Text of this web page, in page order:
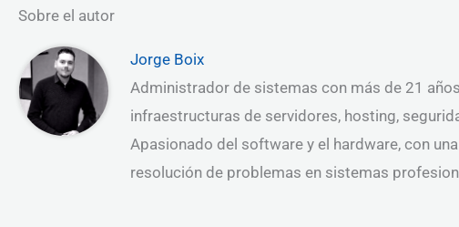
Sobre el autor
Jorge Boix
Administrador de sistemas con más de 21
infraestructuras de servidores, hosting,
Apasionado del software y el hardware, con
resolución de problemas en sistemas